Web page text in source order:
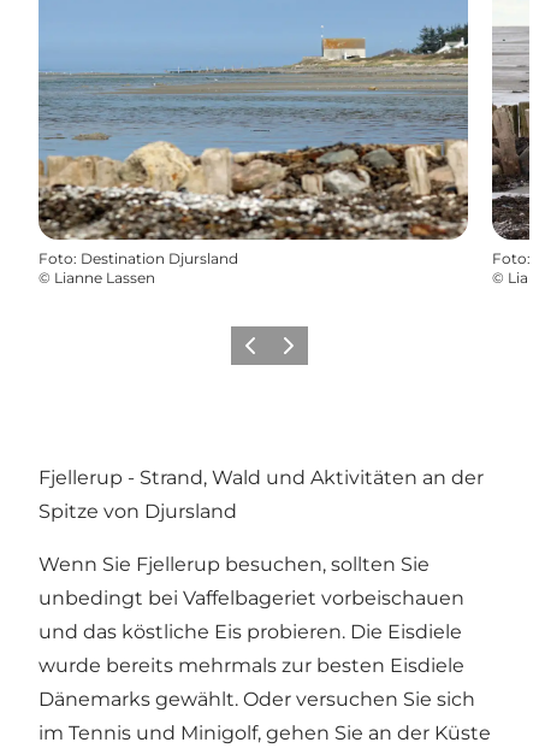
Foto: Destination Djursland
© Lianne Lassen
Foto:
©
ZurückWeiter
Fjellerup - Strand, Wald und Aktivitäten an der
Spitze von Djursland
Wenn Sie Fjellerup besuchen, sollten Sie
unbedingt bei Vaffelbageriet vorbeischauen
und das köstliche Eis probieren. Die Eisdiele
wurde bereits mehrmals zur besten Eisdiele
Dänemarks gewählt. Oder versuchen Sie sich
im Tennis und Minigolf, gehen Sie an der Küste